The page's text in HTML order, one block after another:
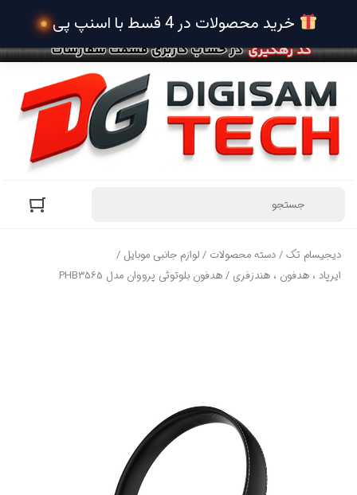
دیجیسام تک/دسته محصولات /لوازم جانبی موبایل /
ایرپاد ، هدفون ، هندزفری / هدفون بلوتوثی پرووان مدل PHB3565
خرید محصولات در 4 قسط با